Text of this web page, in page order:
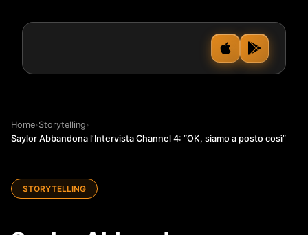
Home›Storytelling›
Saylor Abbandona l’Intervista Channel 4: “OK, siamo a posto così”
STORYTELLING